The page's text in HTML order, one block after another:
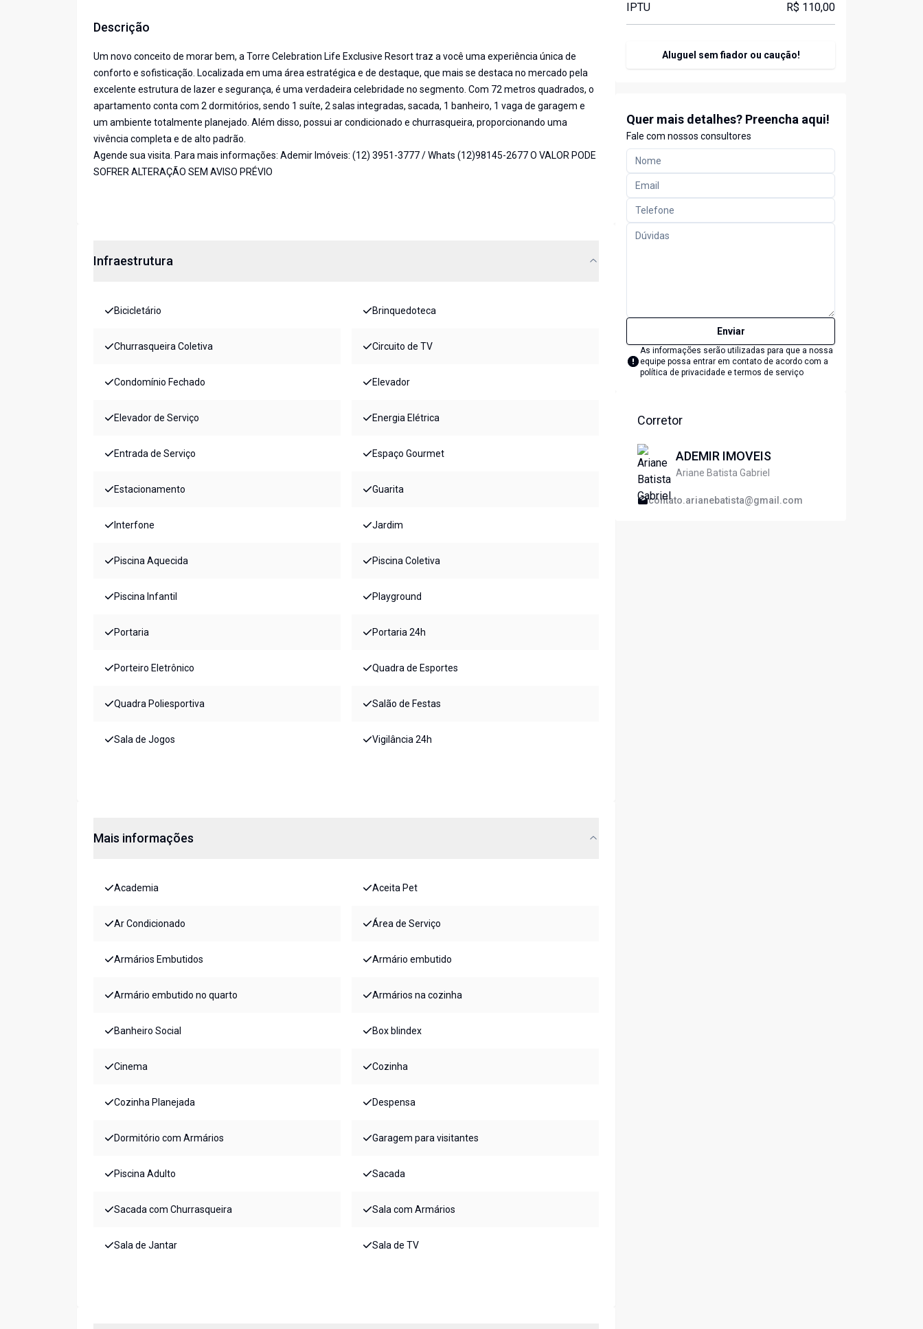
Descrição
Um novo conceito de morar bem, a Torre Celebration Life Exclusive Resort traz a você uma experiência única de
conforto e sofisticação. Localizada em uma área estratégica e de destaque, que mais se destaca no mercado pela
excelente estrutura de lazer e segurança, é uma verdadeira celebridade no segmento. Com 72 metros quadrados, o
apartamento conta com 2 dormitórios, sendo 1 suíte, 2 salas integradas, sacada, 1 banheiro, 1 vaga de garagem e
um ambiente totalmente planejado. Além disso, possui ar condicionado e churrasqueira, proporcionando uma
vivência completa e de alto padrão.
Agende sua visita. Para mais informações: Ademir Imóveis: (12) 3951-3777 / Whats (12)98145-2677 O VALOR PODE
SOFRER ALTERAÇÃO SEM AVISO PRÉVIO
Infraestrutura
Bicicletário Brinquedoteca
Churrasqueira Coletiva Circuito de TV
Condomínio Fechado Elevador
Elevador de Serviço Energia Elétrica
Entrada de Serviço Espaço Gourmet
Estacionamento Guarita
Interfone Jardim
Piscina Aquecida Piscina Coletiva
Piscina Infantil Playground
Portaria Portaria 24h
Porteiro Eletrônico Quadra de Esportes
Quadra Poliesportiva Salão de Festas
Sala de Jogos Vigilância 24h
Mais informações
Academia Aceita Pet
Ar Condicionado Área de Serviço
Armários Embutidos Armário embutido
Armário embutido no quarto Armários na cozinha
Banheiro Social Box blindex
Cinema Cozinha
Cozinha Planejada Despensa
Dormitório com Armários Garagem para visitantes
Piscina Adulto Sacada
Sacada com Churrasqueira Sala com Armários
Sala de Jantar Sala de TV
IPTU R$ 110,00
Aluguel sem fiador ou caução!
Quer mais detalhes? Preencha aqui!
Fale com nossos consultores
Enviar
As informações serão utilizadas para que a nossa
equipe possa entrar em contato de acordo com a
política de privacidade e termos de serviço
Corretor
ADEMIR IMOVEIS
Ariane Batista Gabriel
contato.arianebatista@gmail.com